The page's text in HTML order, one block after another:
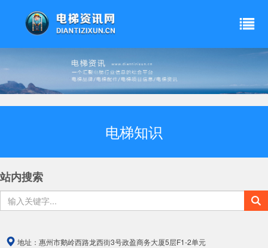
电梯知识
站内搜索
地址： 惠州市鹅岭西路龙西街3号政盈商务大厦5层F1-2单元